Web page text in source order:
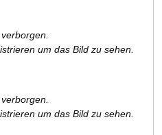
um das Bild zu sehen.
um das Bild zu sehen.